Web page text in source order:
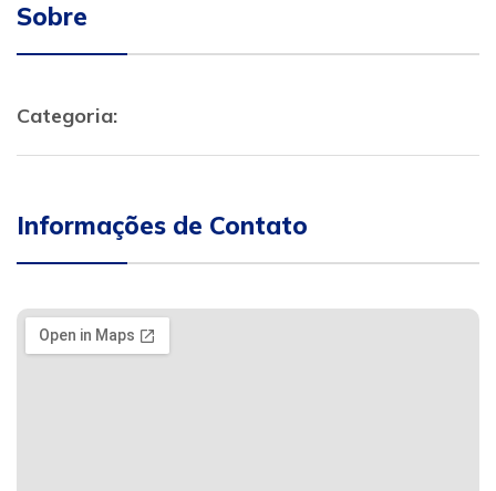
Sobre
Categoria:
Informações de Contato